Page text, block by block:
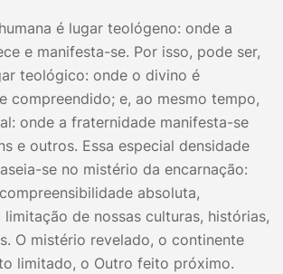
é lugar teológeno: onde a
e manifesta-se. Por isso, pode ser,
teológico: onde o divino é
compreendido; e, ao mesmo tempo,
onde a fraternidade manifesta-se
e outros. Essa especial densidade
se no mistério da encarnação:
absoluta,
limitação de nossas culturas, histórias,
O mistério revelado, o continente
limitado, o Outro feito próximo.